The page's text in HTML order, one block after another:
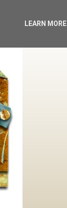
LEARN MORE